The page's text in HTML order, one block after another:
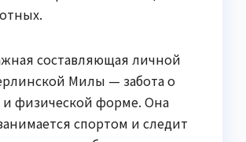
составляющая личной
Милы — забота о
и физической форме. Она
спортом и следит